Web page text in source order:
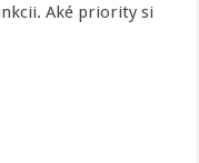
Aké priority si